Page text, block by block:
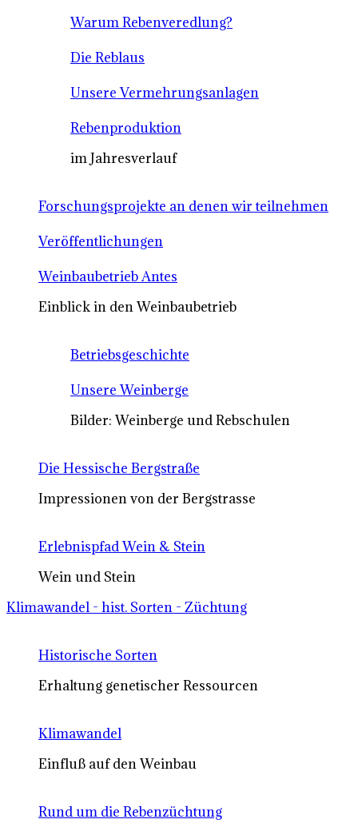
Warum Rebenveredlung?
Die Reblaus
Unsere Vermehrungsanlagen
Rebenproduktion
im Jahresverlauf
Forschungsprojekte an denen wir teilnehmen
Veröffentlichungen
Weinbaubetrieb Antes
Einblick in den Weinbaubetrieb
Betriebsgeschichte
Unsere Weinberge
Bilder: Weinberge und Rebschulen
Die Hessische Bergstraße
Impressionen von der Bergstrasse
Erlebnispfad Wein & Stein
Wein und Stein
Klimawandel - hist. Sorten - Züchtung
Historische Sorten
Erhaltung genetischer Ressourcen
Klimawandel
Einfluß auf den Weinbau
Rund um die Rebenzüchtung